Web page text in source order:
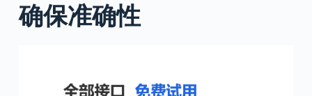
确保准确性